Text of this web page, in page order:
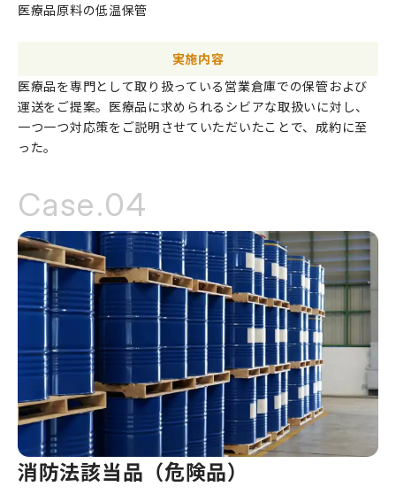
医療品原料の低温保管
実施内容
医療品を専門として取り扱っている営業倉庫での保管および
運送をご提案。医療品に求められるシビアな取扱いに対し、
一つ一つ対応策をご説明させていただいたことで、成約に至
った。
Case.04
消防法該当品（危険品）